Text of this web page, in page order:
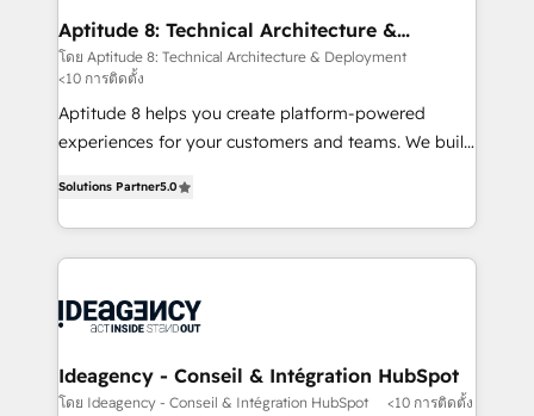
➤ L’intégration de CRM et de méthodologie RevOps
pour aligner les équipes marketing, commerciales et
support client (data migration, synchronisation API,
audit et maintenance) ➤ La création de sites internet
de conversion qui transforment les visiteurs en
stratégies d'acquisition marketing (SEO, SEA,
inbound, automatisation marketing, ABM, IA,
emailing) Informations clés : - 10 ans d'expérience -
experts conseil - 150 certifications HubSpot
Aptitude 8: Technical Architecture &
Deployment
โดย Aptitude 8: Technical Architecture & Deployment
<10 การติดตั้ง
Aptitude 8 helps you create platform-powered
experiences for your customers and teams. We build
across your entire tech stack. Aptitude 8 is trusted
by top brands such as Lenovo, Bluetooth,
International Sports Sciences Association, SXSW,
Randstad, Uber Freight, and HubSpot itself. We have
partner and expertise across operational strategy,
business-first process building, system integration,
Solutions Partner5.0
Ideagency - Conseil & Intégration HubSpot
โดย Ideagency - Conseil & Intégration HubSpot <10 การติดตั้ง